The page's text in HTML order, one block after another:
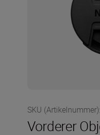
SKU (Artikelnummer):
Vorderer